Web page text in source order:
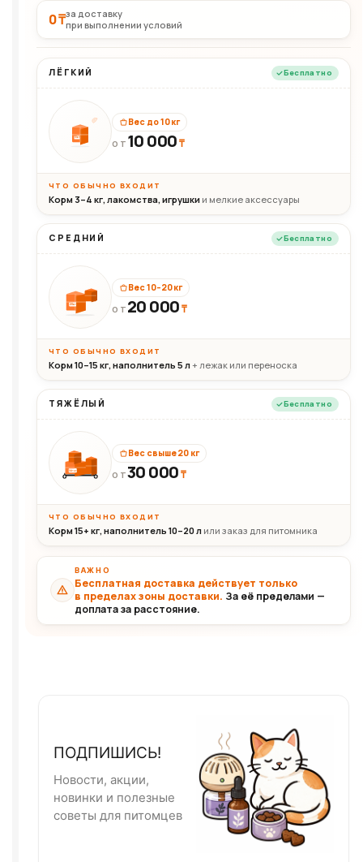
0 ₸за доставку
при выполнении условий
ЛЁГКИЙ Бесплатно
10кг
Вес до 10 кг
ОТ 10 000₸
ЧТО ОБЫЧНО ВХОДИТ
Корм 3–4 кг, лакомства, игрушки и мелкие аксессуары
СРЕДНИЙ Бесплатно
20кг
Вес 10–20 кг
ОТ 20 000₸
ЧТО ОБЫЧНО ВХОДИТ
Корм 10–15 кг, наполнитель 5 л+ лежак или переноска
ТЯЖЁЛЫЙ Бесплатно
30+кг
Вес свыше 20 кг
ОТ30 000₸
ЧТО ОБЫЧНО ВХОДИТ
Корм 15+ кг, наполнитель 10–20 л или заказ для питомника
ВАЖНО
Бесплатная доставка действует только
в пределах зоны доставки. За её пределами —
доплата за расстояние.
ПОДПИШИСЬ!
Новости, акции,
новинки и полезные
советы для питомцев